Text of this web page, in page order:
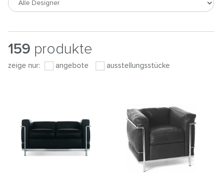
159 produkte
zeige nur: angebote ausstellungsstücke